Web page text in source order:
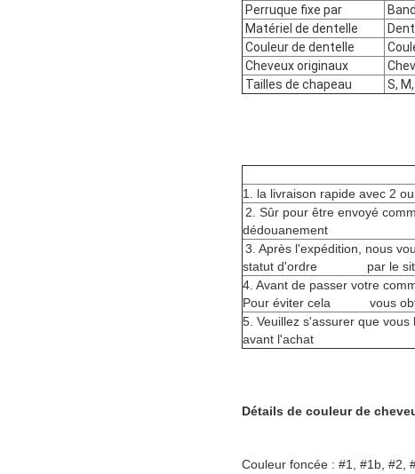
Perruque fixe par
Matériel de dentelle
Couleur de dentelle
Cheveux originaux
Tailles de chapeau
S,
1. la livraison rapide avec 2
2. Sûr pour être envoyé
dédouanement
3. Après l'expédition, nous
statut d'ordre par le
4. Avant de passer votre
Pour éviter cela vous
5. Veuillez s'assurer que
avant l'achat
Détails de couleur de
Couleur foncée : #1, #1b, #2,